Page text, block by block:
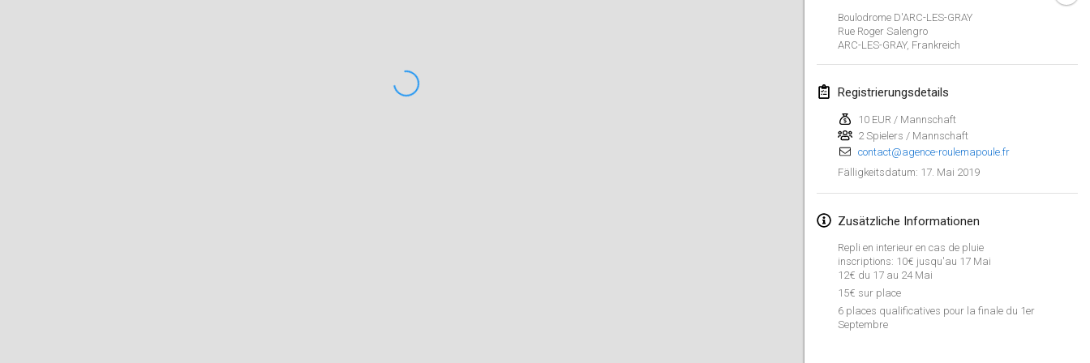
Boulodrome D'ARC-LES-GRAY
Rue Roger Salengro
ARC-LES-GRAY, Frankreich
Registrierungsdetails
10 EUR / Mannschaft
2 Spielers / Mannschaft
contact@agence-roulemapoule.fr
Fälligkeitsdatum: 17. Mai 2019
Zusätzliche Informationen
Repli en interieur en cas de pluie
inscriptions: 10€ jusqu'au 17 Mai
12€ du 17 au 24 Mai
15€ sur place
6 places qualificatives pour la finale du 1er
Septembre
Februar 2019
2. Feb. 2019|Finnland
Lumi Mölkky
9. Feb. 2019|Finnland
9. Feb. 2019|Frankreich
OTH
16. Feb. 2019|Finnland
Indoor des Bouchons